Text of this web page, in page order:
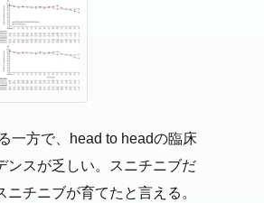
一方で、head to headの臨床
ンスが乏しい。スニチニブだ
チニブが育てたと言える。